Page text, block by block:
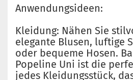
Anwendungsideen:
Kleidung: Nähen Sie
elegante Blusen, luftige
oder bequeme Hosen.
Popeline Uni ist die
jedes Kleidungsstück,